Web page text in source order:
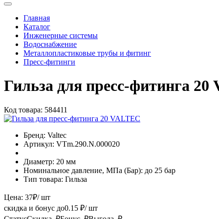
Главная
Каталог
Инженерные системы
Водоснабжение
Металлопластиковые трубы и фитинг
Пресс-фитинги
Гильза для пресс-фитинга 20
Код товара: 584411
Бренд: Valtec
Артикул: VTm.290.N.000020
Диаметр: 20 мм
Номинальное давление, МПа (Бар): до 25 бар
Тип товара: Гильза
Цена: 37₽/ шт
скидка и бонус до0.15 ₽/ шт